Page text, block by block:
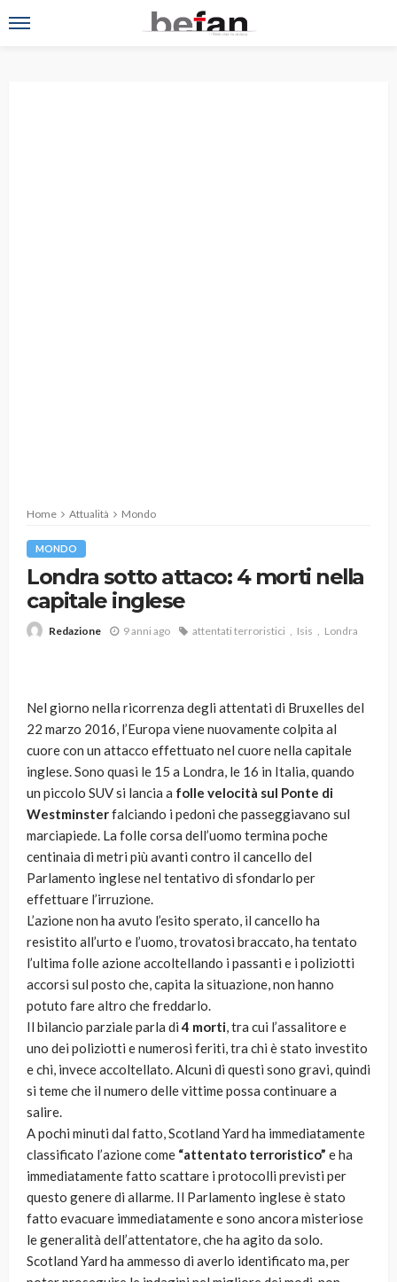
Home Attualità Mondo
MONDO
Londra sotto attaco: 4 morti nella
capitale inglese
Redazione 9 anni ago attentati terroristici Isis Londra
Nel giorno nella ricorrenza degli attentati di Bruxelles del
22 marzo 2016, l’Europa viene nuovamente colpita al
cuore con un attacco effettuato nel cuore nella capitale
inglese. Sono quasi le 15 a Londra, le 16 in Italia, quando
un piccolo SUV si lancia a folle velocità sul Ponte di
Westminsterfalciando i pedoni che passeggiavano sul
marciapiede. La folle corsa dell’uomo termina poche
centinaia di metri più avanti contro il cancello del
Parlamento inglese nel tentativo di sfondarlo per
effettuare l’irruzione.
L’azione non ha avuto l’esito sperato, il cancello ha
resistito all’urto e l’uomo, trovatosi braccato, ha tentato
l’ultima folle azione accoltellando i passanti e i poliziotti
accorsi sul posto che, capita la situazione, non hanno
potuto fare altro che freddarlo.
Il bilancio parziale parla di4 morti, tra cui l’assalitore e
uno dei poliziotti e numerosi feriti, tra chi è stato investito
e chi, invece accoltellato. Alcuni di questi sono gravi, quindi
si teme che il numero delle vittime possa continuare a
salire.
A pochi minuti dal fatto, Scotland Yard ha immediatamente
classificato l’azione come “attentato terroristico” e ha
immediatamente fatto scattare i protocolli previsti per
questo genere di allarme. Il Parlamento inglese è stato
fatto evacuare immediatamente e sono ancora misteriose
le generalità dell’attentatore, che ha agito da solo.
Scotland Yard ha ammesso di averlo identificato ma, per